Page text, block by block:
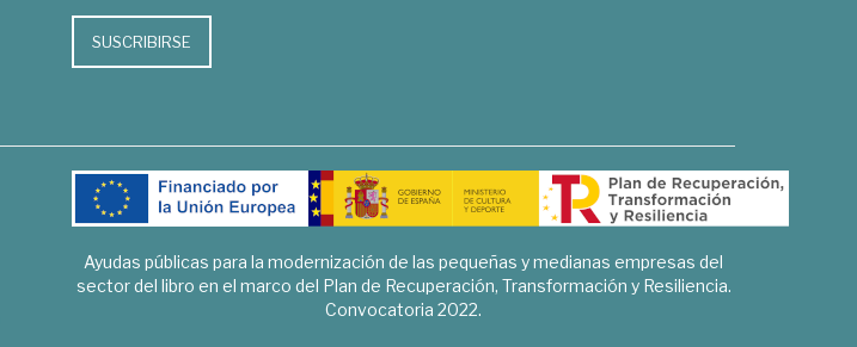
SUSCRIBIRSE
Ayudas públicas para la modernización de las pequeñas y medianas empresas del
sector del libro en el marco del Plan de Recuperación, Transformación y Resiliencia.
Convocatoria 2022.